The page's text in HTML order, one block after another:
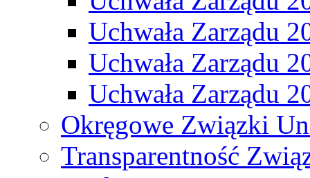
Uchwała Zarządu
Uchwała Zarządu
Uchwała Zarządu
Okręgowe Związki
Transparentność